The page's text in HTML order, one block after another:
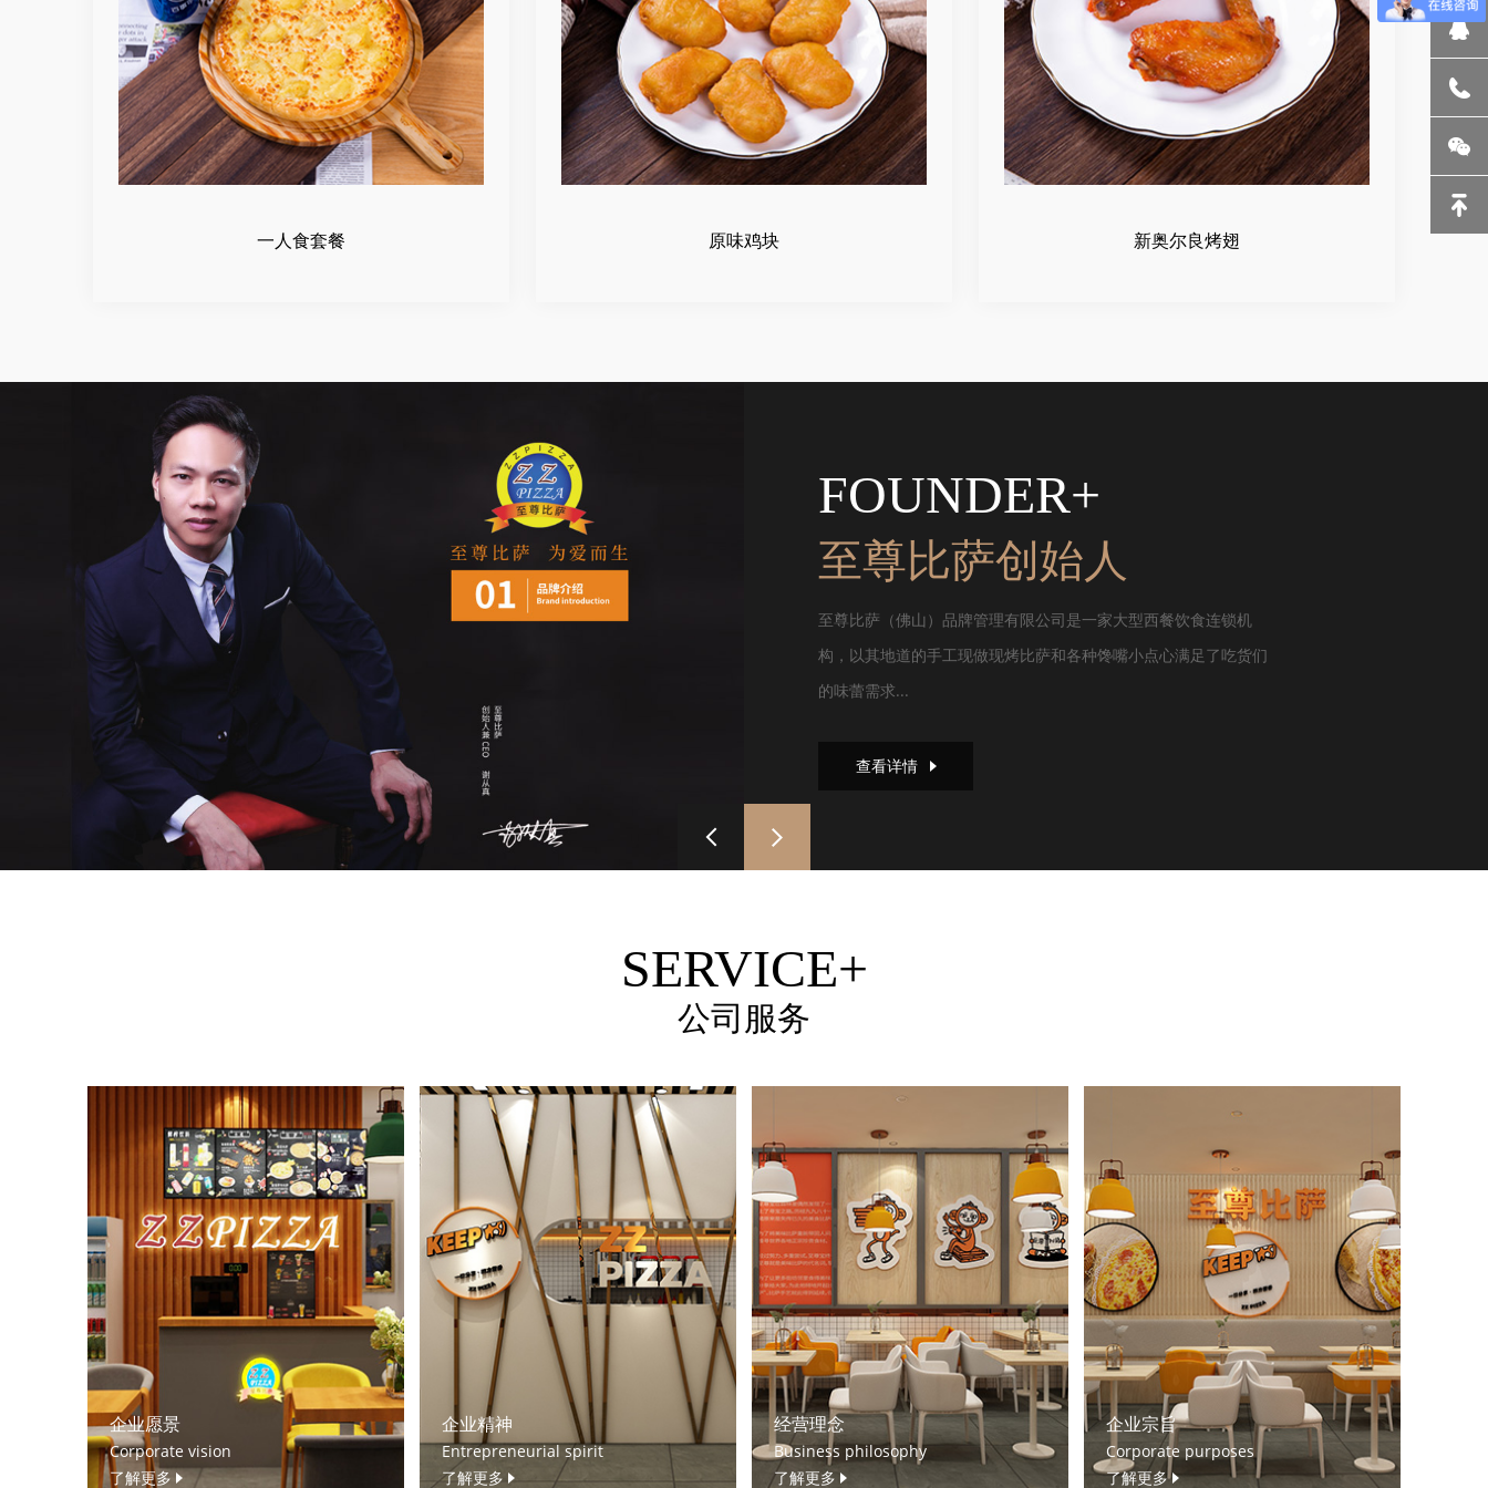
一人食套餐 原味鸡块 新奥尔良烤翅
FOUNDER+
至尊比萨创始人
至尊比萨（佛山）品牌管理有限公司是一家大型西餐饮食连锁机
构，以其地道的手工现做现烤比萨和各种馋嘴小点心满足了吃货们
的味蕾需求...
查看详情
SERVICE+
公司服务
企业愿景
Corporate vision
了解更多
企业精神
Entrepreneurial spirit
了解更多
经营理念
Business philosophy
了解更多
企业宗旨
Corporate purposes
了解更多